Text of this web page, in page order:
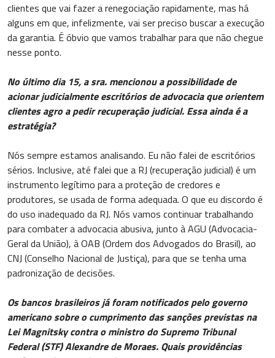
clientes que vai fazer a renegociação rapidamente, mas há
alguns em que, infelizmente, vai ser preciso buscar a execução
da garantia. É óbvio que vamos trabalhar para que não chegue
nesse ponto.
No último dia 15, a sra. mencionou a possibilidade de
acionar judicialmente escritórios de advocacia que orientem
clientes agro a pedir recuperação judicial. Essa ainda é a
estratégia?
Nós sempre estamos analisando. Eu não falei de escritórios
sérios. Inclusive, até falei que a RJ (recuperação judicial) é um
instrumento legítimo para a proteção de credores e
produtores, se usada de forma adequada. O que eu discordo é
do uso inadequado da RJ. Nós vamos continuar trabalhando
para combater a advocacia abusiva, junto à AGU (Advocacia-
Geral da União), à OAB (Ordem dos Advogados do Brasil), ao
CNJ (Conselho Nacional de Justiça), para que se tenha uma
padronização de decisões.
Os bancos brasileiros já foram notificados pelo governo
americano sobre o cumprimento das sanções previstas na
Lei Magnitsky contra o ministro do Supremo Tribunal
Federal (STF) Alexandre de Moraes. Quais providências